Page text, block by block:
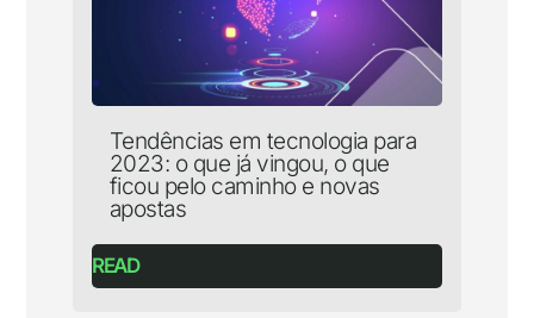
Tendências em tecnologia para
2023: o que já vingou, o que
ficou pelo caminho e novas
apostas
READ